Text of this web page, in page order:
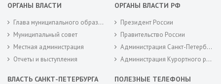
ОРГАНЫ ВЛАСТИ
Глава муниципального образования
Муниципальный совет
Местная администрация
Отчеты и выступления
ОРГАНЫ ВЛАСТИ РФ
Президент России
Правительство России
Администрация Санкт-Петербурга
Администрация Курортного района Санкт-Петербурга
ВЛАСТЬ САНКТ-ПЕТЕРБУРГА ПОЛЕЗНЫЕ ТЕЛЕФОНЫ